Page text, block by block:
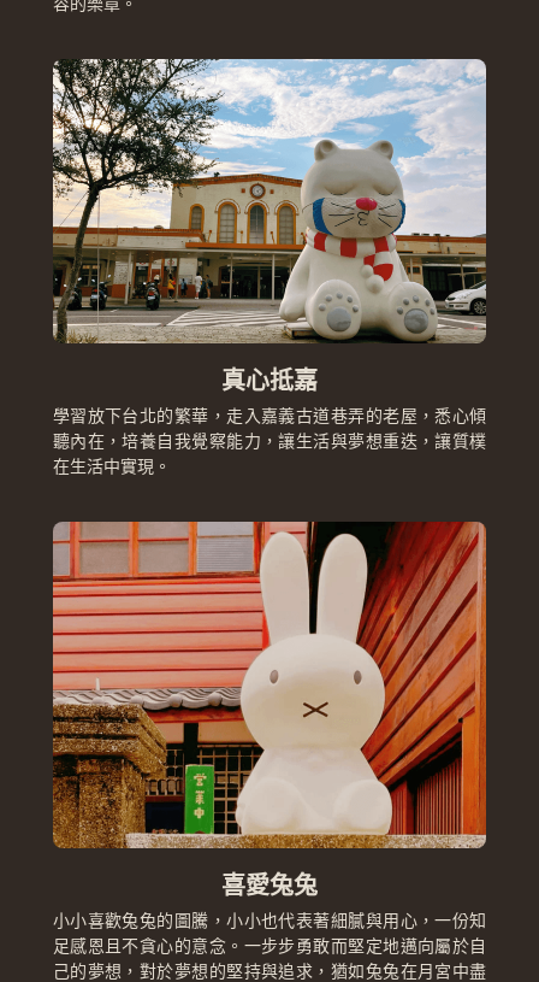
真心抵嘉
學習放下台北的繁華，走入嘉義古道巷弄的老屋，悉心傾
聽內在，培養自我覺察能力，讓生活與夢想重迭，讓質樸
在生活中實現。
喜愛兔兔
小小喜歡兔兔的圖騰，小小也代表著細膩與用心，一份知
足感恩且不貪心的意念。一步步勇敢而堅定地邁向屬於自
己的夢想，對於夢想的堅持與追求，猶如兔兔在月宮中盡